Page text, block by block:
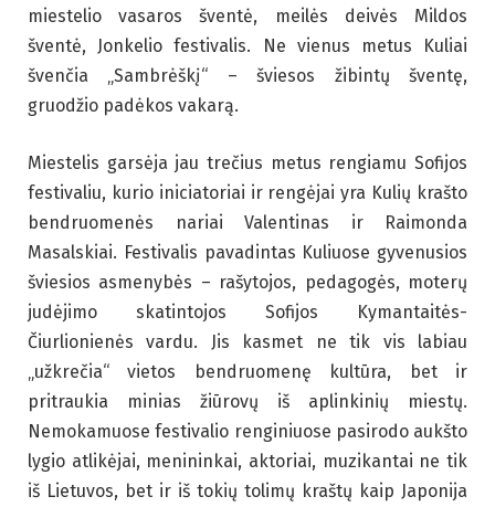
miestelio vasaros šventė, meilės deivės Mildos
šventė, Jonkelio festivalis. Ne vienus metus Kuliai
švenčia „Sambrėškį“ – šviesos žibintų šventę,
gruodžio padėkos vakarą.
Miestelis garsėja jau trečius metus rengiamu Sofijos
festivaliu, kurio iniciatoriai ir rengėjai yra Kulių krašto
bendruomenės nariai Valentinas ir Raimonda
Masalskiai. Festivalis pavadintas Kuliuose gyvenusios
šviesios asmenybės – rašytojos, pedagogės, moterų
judėjimo skatintojos Sofijos Kymantaitės-
Čiurlionienės vardu. Jis kasmet ne tik vis labiau
„užkrečia“ vietos bendruomenę kultūra, bet ir
pritraukia minias žiūrovų iš aplinkinių miestų.
Nemokamuose festivalio renginiuose pasirodo aukšto
lygio atlikėjai, menininkai, aktoriai, muzikantai ne tik
iš Lietuvos, bet ir iš tokių tolimų kraštų kaip Japonija